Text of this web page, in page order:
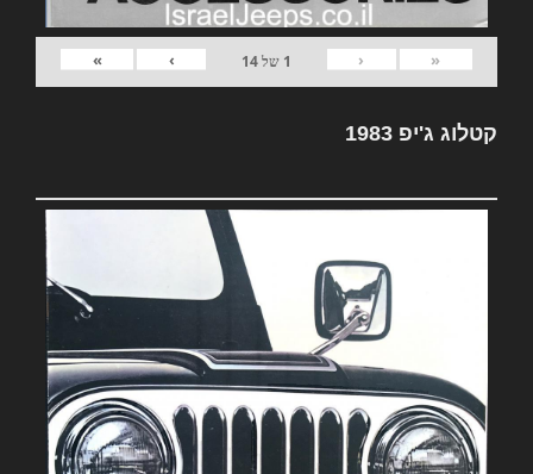
«
‹
1 של14
›
»
קטלוג ג'יפ 1983